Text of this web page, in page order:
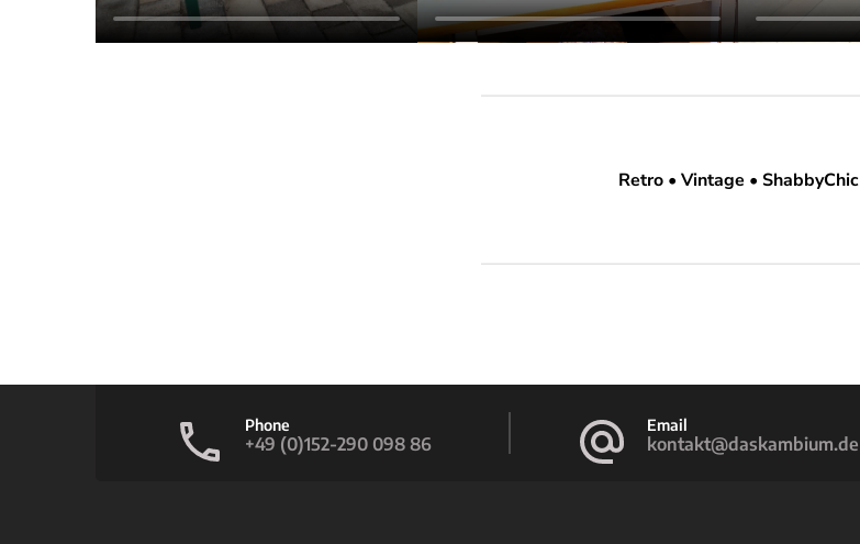
Retro • Vintage • ShabbyChic
Phone
+49 (0)152-290 098 86
Email
kontakt@daskambium.de